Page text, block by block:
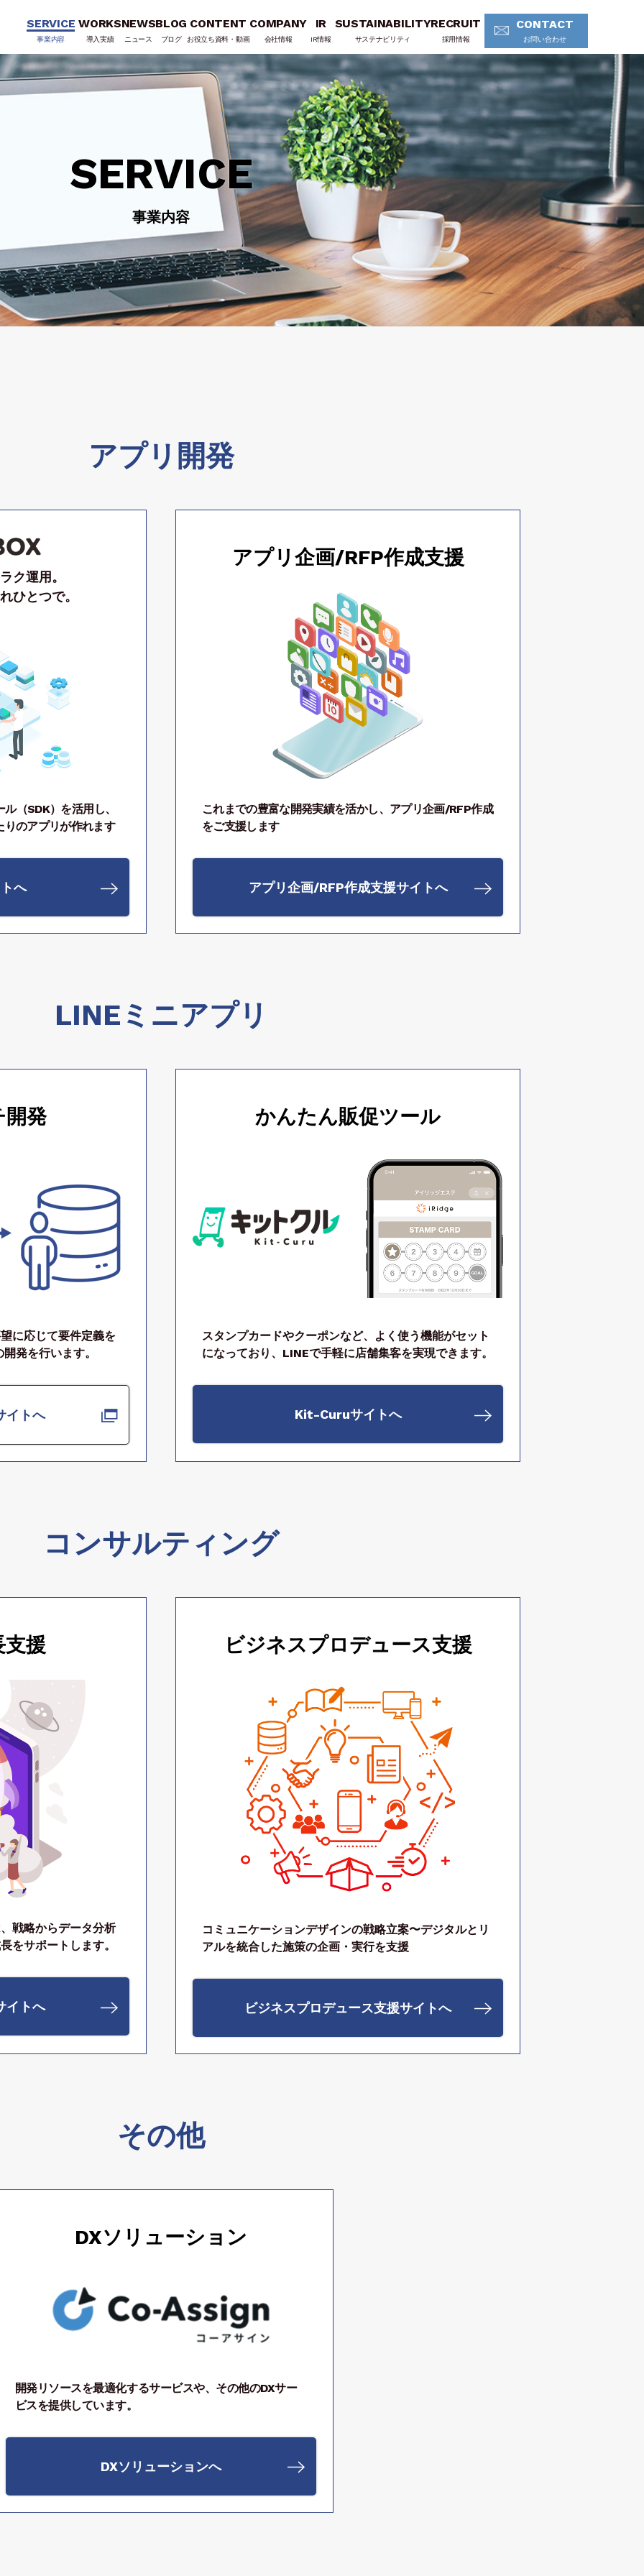
SERVICE
事業内容
WORKS
導入実績
NEWS
ニュース
BLOG
ブログ
CONTENT
お役立ち資料・動画
COMPANY
会社情報
IR
IR情報
SUSTAINABILITY
サステナビリティ
RECRUIT
採用情報
CONTACT
お問い合わせ
SERVICE
事業内容
アプリ開発
ク運用。
ひとつで。
（SDK）を活用し、
のアプリが作れます
へ
アプリ企画/RFP作成支援
これまでの豊富な開発実績を活かし、アプリ企画/RFP作成
をご支援します
アプリ企画/RFP作成支援サイトへ
LINEミニアプリ
開発
に応じて要件定義を
発を行います。
イトへ
かんたん販促ツール
スタンプカードやクーポンなど、よく使う機能がセット
になっており、LINEで手軽に店舗集客を実現できます。
Kit-Curuサイトへ
コンサルティング
援
戦略からデータ分析
をサポートします。
イトへ
ビジネスプロデュース支援
コミュニケーションデザインの戦略立案〜デジタルとリ
アルを統合した施策の企画・実行を支援
ビジネスプロデュース支援サイトへ
その他
DXソリューション
開発リソースを最適化するサービスや、その他のDXサー
ビスを提供しています。
DXソリューションへ